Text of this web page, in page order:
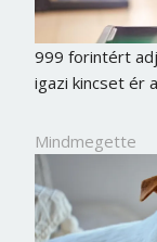
999 forintért
igazi kincset ér
Mindmegette